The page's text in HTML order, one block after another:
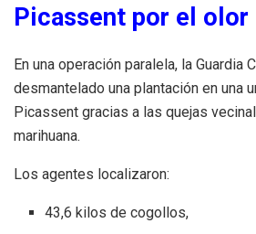
Picassent por el olor
En una operación paralela, la Guardia
desmantelado una plantación en una
Picassent gracias a las quejas
marihuana.
Los agentes localizaron:
43,6 kilos de cogollos,